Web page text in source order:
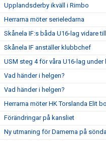
Upplandsderby ikväll i Rimbo
Herrarna möter serieledarna
Skånela IF:s båda U16-lag vidare
Skånela IF anställer klubbchef
USM steg 4 för våra U16-lag under
Vad händer i helgen?
Vad händer i helgen?
Herrarna möter HK Torslanda Elit
Förändringar på kansliet
Ny utmaning för Damerna på